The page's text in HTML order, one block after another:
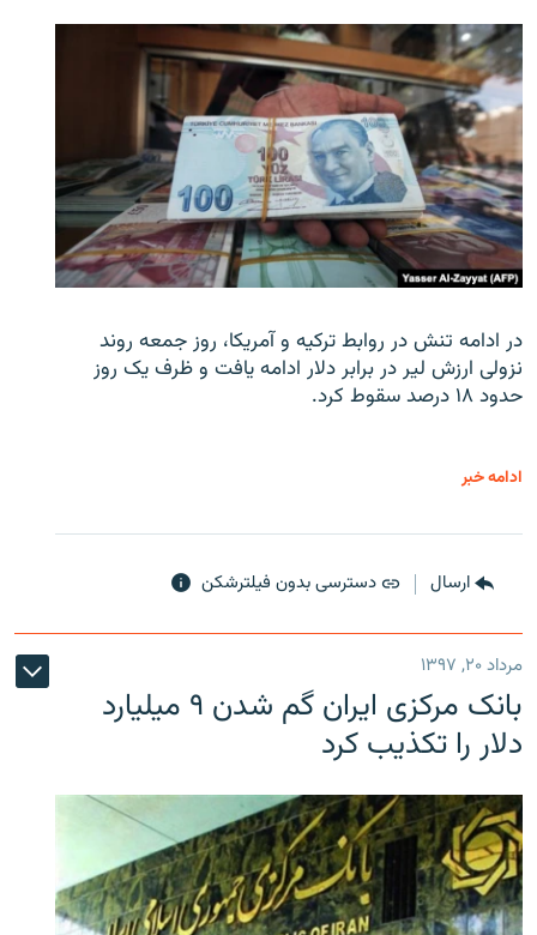
در ادامه تنش در روابط ترکیه و آمریکا، روز جمعه روند
نزولی ارزش لیر در برابر دلار ادامه یافت و ظرف یک روز
حدود ۱۸ درصد سقوط کرد.
ادامه خبر
ارسال دسترسی بدون فیلترشکن
مرداد ۲۰, ۱۳۹۷
بانک مرکزی ایران گم شدن ۹ میلیارد
دلار را تکذیب کرد